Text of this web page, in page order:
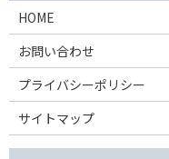
HOME
お問い合わせ
プライバシーポリシー
サイトマップ